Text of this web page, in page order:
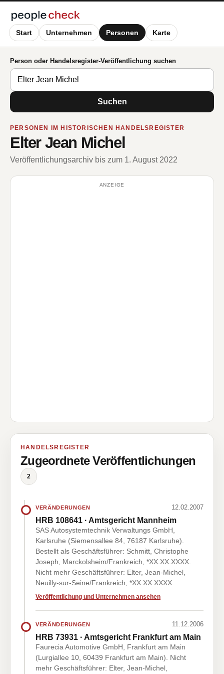
Start Unternehmen Personen Karte
Person oder Handelsregister-Veröffentlichung suchen
Suchen
PERSONEN IM HISTORISCHEN HANDELSREGISTER
Elter Jean Michel
Veröffentlichungsarchiv bis zum 1. August 2022
ANZEIGE
HANDELSREGISTER
Zugeordnete Veröffentlichungen
2
VERÄNDERUNGEN 12.02.2007
HRB 108641 · Amtsgericht Mannheim
SAS Autosystemtechnik Verwaltungs GmbH,
Karlsruhe (Siemensallee 84, 76187 Karlsruhe).
Bestellt als Geschäftsführer: Schmitt, Christophe
Joseph, Marckolsheim/Frankreich, *XX.XX.XXXX.
Nicht mehr Geschäftsführer: Elter, Jean-Michel,
Neuilly-sur-Seine/Frankreich, *XX.XX.XXXX.
Veröffentlichung und Unternehmen ansehen
VERÄNDERUNGEN 11.12.2006
HRB 73931 · Amtsgericht Frankfurt am Main
Faurecia Automotive GmbH, Frankfurt am Main
(Lurgiallee 10, 60439 Frankfurt am Main). Nicht
mehr Geschäftsführer: Elter, Jean-Michel,